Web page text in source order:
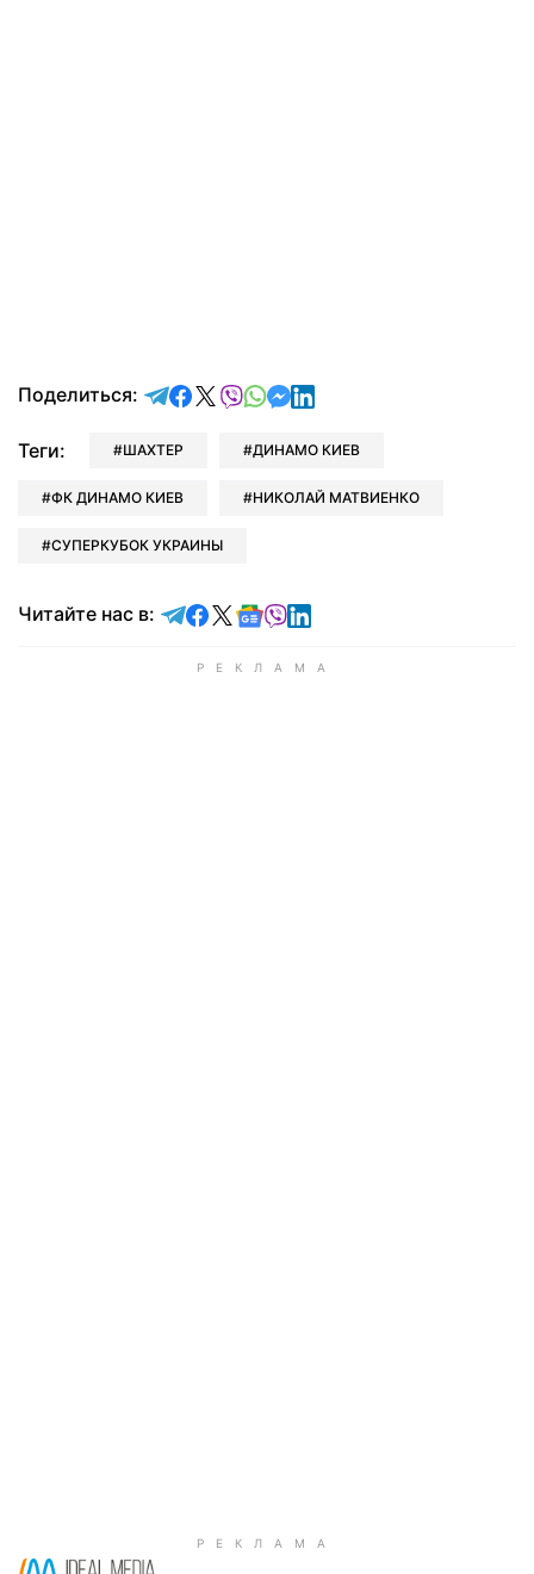
Поделиться: отправить в Telegram
поделиться в Facebook
поделиться в X
отправить в Viber
отправить в Whatsapp
отправить в Messenger
отправить в LinkedIn
Теги: ШАХТЕР ДИНАМО КИЕВ
ФК ДИНАМО КИЕВ НИКОЛАЙ МАТВИЕНКО
СУПЕРКУБОК УКРАИНЫ
Читайте нас в: Читайте в Telegram
Читайте в Facebook
Читайте в X
Читайте в Google news
Читайте в Viber
Читайте в LinkedIn